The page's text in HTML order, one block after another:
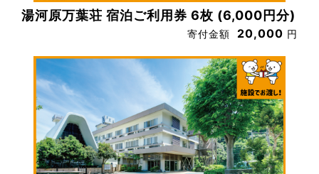
湯河原万葉荘 宿泊ご利用券 6枚 (6,000円分)
寄付金額 20,000 円